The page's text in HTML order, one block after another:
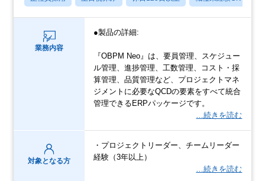
業務内容
●製品の詳細:
『OBPM Neo』は、要員管理、スケジュー
ル管理、進捗管理、工数管理、コスト・採
算管理、品質管理など、プロジェクトマネ
ジメントに必要なQCDの要素をすべて統合
管理できるERPパッケージです。
…続きを読む
対象となる方
・プロジェクトリーダー、チームリーダー
経験（3年以上）
…続きを読む